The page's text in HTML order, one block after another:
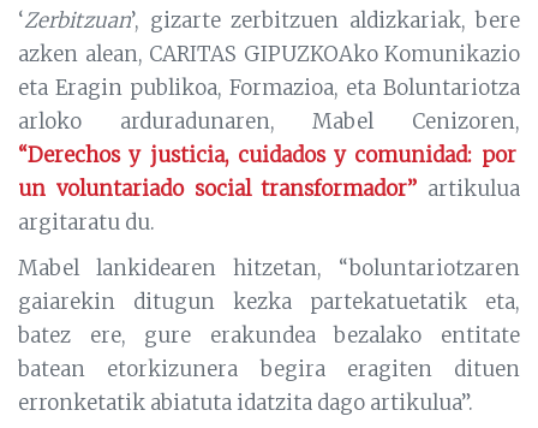
‘Zerbitzuan’, gizarte zerbitzuen aldizkariak, bere
azken alean, CARITAS GIPUZKOAko Komunikazio
eta Eragin publikoa, Formazioa, eta Boluntariotza
arloko arduradunaren, Mabel Cenizoren,
“Derechos y justicia, cuidados y comunidad: por
un voluntariado social transformador” artikulua
argitaratu du.
Mabel lankidearen hitzetan, “boluntariotzaren
gaiarekin ditugun kezka partekatuetatik eta,
batez ere, gure erakundea bezalako entitate
batean etorkizunera begira eragiten dituen
erronketatik abiatuta idatzita dago artikulua”.